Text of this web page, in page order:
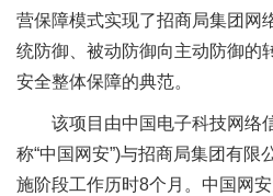
营保障模式实现了招商局集团网
统防御、被动防御向主动防御的
安全整体保障的典范。
该项目由中国电子科技网络
称“中国网安”)与招商局集团有限
施阶段工作历时8个月。中国网